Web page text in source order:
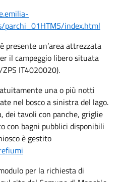
parchi_01HTM5/index.html
presente un’area attrezzata
il campeggio libero situata
IT4020020).
una o più notti
nel bosco a sinistra del lago.
dei tavoli con panche, griglie
con bagni pubblici disponibili
è gestito
per la richiesta di